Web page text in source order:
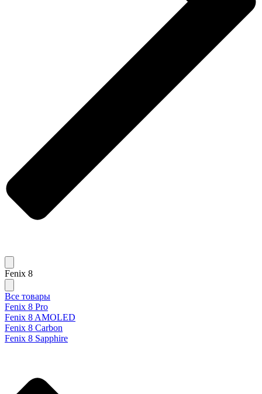
Fenix 8
Все товары
Fenix 8 Pro
Fenix 8 AMOLED
Fenix 8 Carbon
Fenix 8 Sapphire